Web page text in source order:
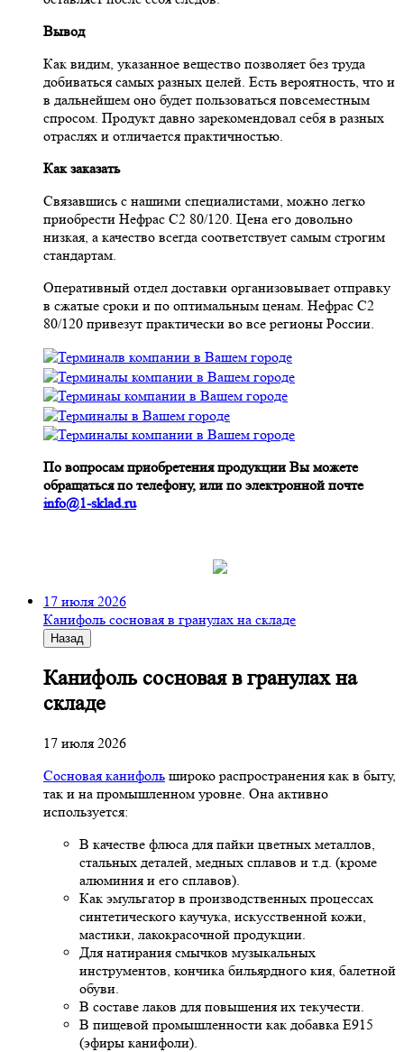
Вывод
Как видим, указанное вещество позволяет без труда
добиваться самых разных целей. Есть вероятность, что и
в дальнейшем оно будет пользоваться повсеместным
спросом. Продукт давно зарекомендовал себя в разных
отраслях и отличается практичностью.
Как заказать
Связавшись с нашими специалистами, можно легко
приобрести Нефрас С2 80/120. Цена его довольно
низкая, а качество всегда соответствует самым строгим
стандартам.
Оперативный отдел доставки организовывает отправку
в сжатые сроки и по оптимальным ценам. Нефрас С2
80/120 привезут практически во все регионы России.
По вопросам приобретения продукции Вы можете
обращаться по телефону, или по электронной почте
info@1-sklad.ru
17 июля 2026
Канифоль сосновая в гранулах на складе
Назад
Канифоль сосновая в гранулах на
складе
17 июля 2026
Сосновая канифоль широко распространения как в быту,
так и на промышленном уровне. Она активно
используется:
В качестве флюса для пайки цветных металлов,
стальных деталей, медных сплавов и т.д. (кроме
алюминия и его сплавов).
Как эмульгатор в производственных процессах
синтетического каучука, искусственной кожи,
мастики, лакокрасочной продукции.
Для натирания смычков музыкальных
инструментов, кончика бильярдного кия, балетной
обуви.
В составе лаков для повышения их текучести.
В пищевой промышленности как добавка Е915
(эфиры канифоли).